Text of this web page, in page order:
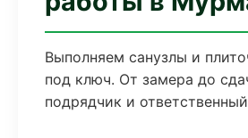
Выполняем санузлы и
под ключ. От замера до
подрядчик и